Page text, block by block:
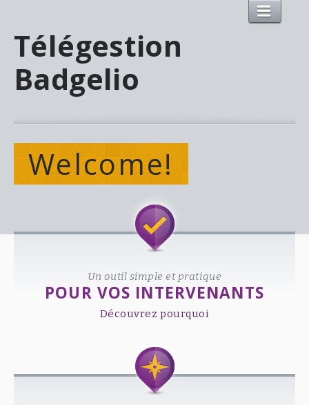
Télégestion
Badgelio
Welcome!
Un outil simple et pratique
POUR VOS INTERVENANTS
Découvrez pourquoi